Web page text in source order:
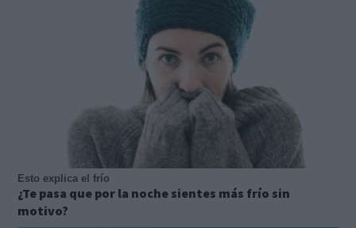
Esto explica el frío
¿Te pasa que por la noche sientes más frío sin
motivo?